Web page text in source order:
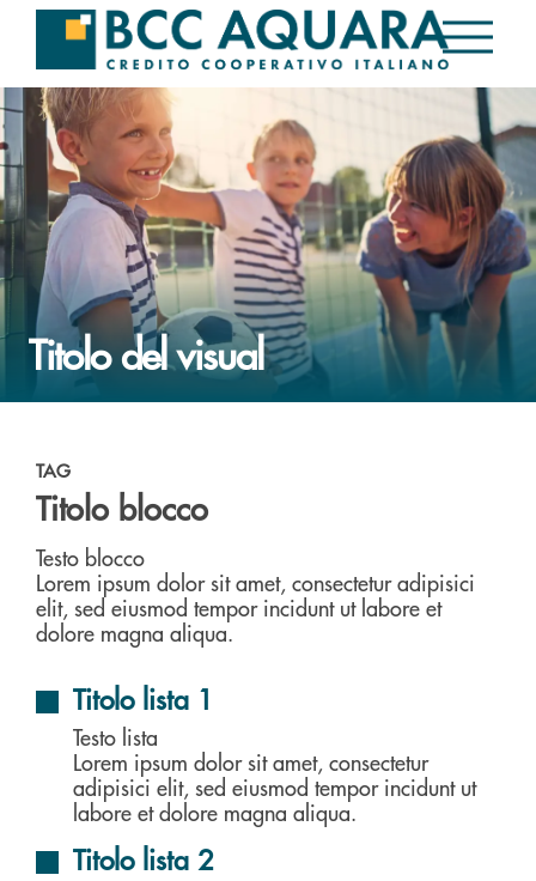
Titolo del visual
TAG
Titolo blocco
Testo blocco
Lorem ipsum dolor sit amet, consectetur adipisici
elit, sed eiusmod tempor incidunt ut labore et
dolore magna aliqua.
Titolo lista 1
Testo lista
Lorem ipsum dolor sit amet, consectetur
adipisici elit, sed eiusmod tempor incidunt ut
labore et dolore magna aliqua.
Titolo lista 2